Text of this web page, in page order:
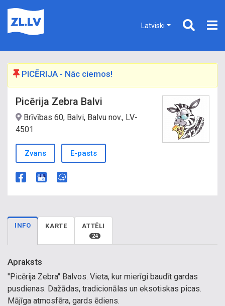
Latviski
PICĒRIJA - Nāc ciemos!
Picērija Zebra Balvi
Brīvības 60, Balvi, Balvu nov., LV-
4501
Zvans E-pasts
INFO KARTE ATTĒLI
24
Apraksts
"Picērija Zebra" Balvos. Vieta, kur mierīgi baudīt gardas
pusdienas. Dažādas, tradicionālas un eksotiskas picas.
Mājīga atmosfēra, gards ēdiens.